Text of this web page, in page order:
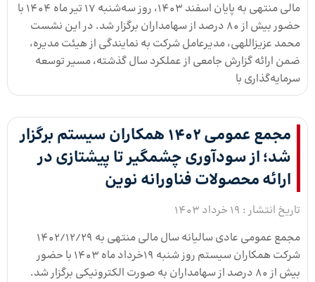
مالی منتهی به پایان اسفند ۱۴۰۳، روز سه‌شنبه ۱۷ تیر ماه ۱۴۰۴ با
حضور بیش از 80 درصد از سهامداران برگزار شد. در این نشست
محمد عزیزاللهی، مدیرعامل شرکت به نمایندگی از هیئت مدیره،
ضمن ارائه گزارش جامعی از عملکرد سال گذشته، مسیر توسعه
سرمایه‌گذاری‌ با
مجمع عمومی 1402 همکاران سیستم برگزار
شد؛ از سودآوری چشمگیر تا پیشتازی در
ارائه محصولات فناورانه نوین
تاریخ انتشار : 19 خرداد 1403
مجمع عمومی عادی سالیانه سال مالی منتهی به 1402/12/29
شرکت همکاران‌ سیستم روز شنبه 19خرداد ماه 1403 با حضور
بیش از 80 درصد از سهامداران به صورت الکترونیکی برگزار شد.